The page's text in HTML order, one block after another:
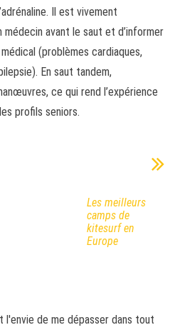
Il est vivement
avant le saut et d’informer
(problèmes cardiaques,
En saut tandem,
ce qui rend l’expérience
profils seniors.
Les meilleurs
camps de
kitesurf en
Europe
l'envie de me dépasser dans tout